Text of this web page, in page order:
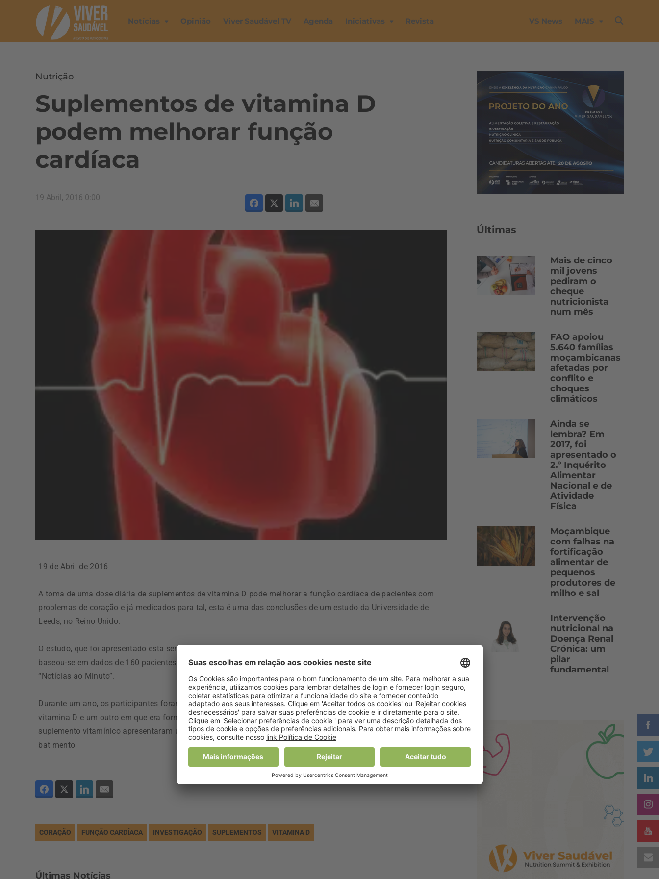
Notícias Opinião Viver Saudável TV Agenda Iniciativas Revista VS News MAIS
Nutrição
Suplementos de vitamina D
podem melhorar função
cardíaca
19 Abril, 2016 0:00
19 de Abril de 2016
A toma de uma dose diária de suplementos de vitamina D pode melhorar a função cardíaca de pacientes com
problemas de coração e já medicados para tal, esta é uma das conclusões de um estudo da Universidade de
Leeds, no Reino Unido.
O estudo, que foi apresentado esta semana durante o 65.º Congresso do Colégio Americano de Cardiologia,
baseou-se em dados de 160 pacientes com insuficiência cardíaca, conta o “The Independent”, citado pelo
“Notícias ao Minuto”.
Durante um ano, os participantes foram separados em dois grupos: um em que era dada uma dose diária de
vitamina D e um outro em que era fornecido um placebo. Concluiu-se que os pacientes que receberam o
suplemento vitamínico apresentaram uma maior quantidade de sangue bombeado pelo coração a cada
batimento.
CORAÇÃO FUNÇÃO CARDÍACA INVESTIGAÇÃO SUPLEMENTOS VITAMINA D
Últimas Notícias
Últimas
Mais de cinco
mil jovens
pediram o
cheque
nutricionista
num mês
FAO apoiou
5.640 famílias
moçambicanas
afetadas por
conflito e
choques
climáticos
Ainda se
lembra? Em
2017, foi
apresentado o
2.º Inquérito
Alimentar
Nacional e de
Atividade
Física
Moçambique
com falhas na
fortificação
alimentar de
pequenos
produtores de
milho e sal
Intervenção
nutricional na
Doença Renal
Crónica: um
pilar
fundamental